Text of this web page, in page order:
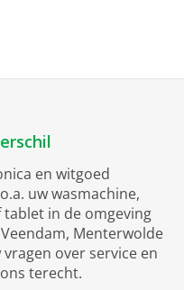
en witgoed
uw wasmachine,
in de omgeving
Menterwolde
over service en
terecht.